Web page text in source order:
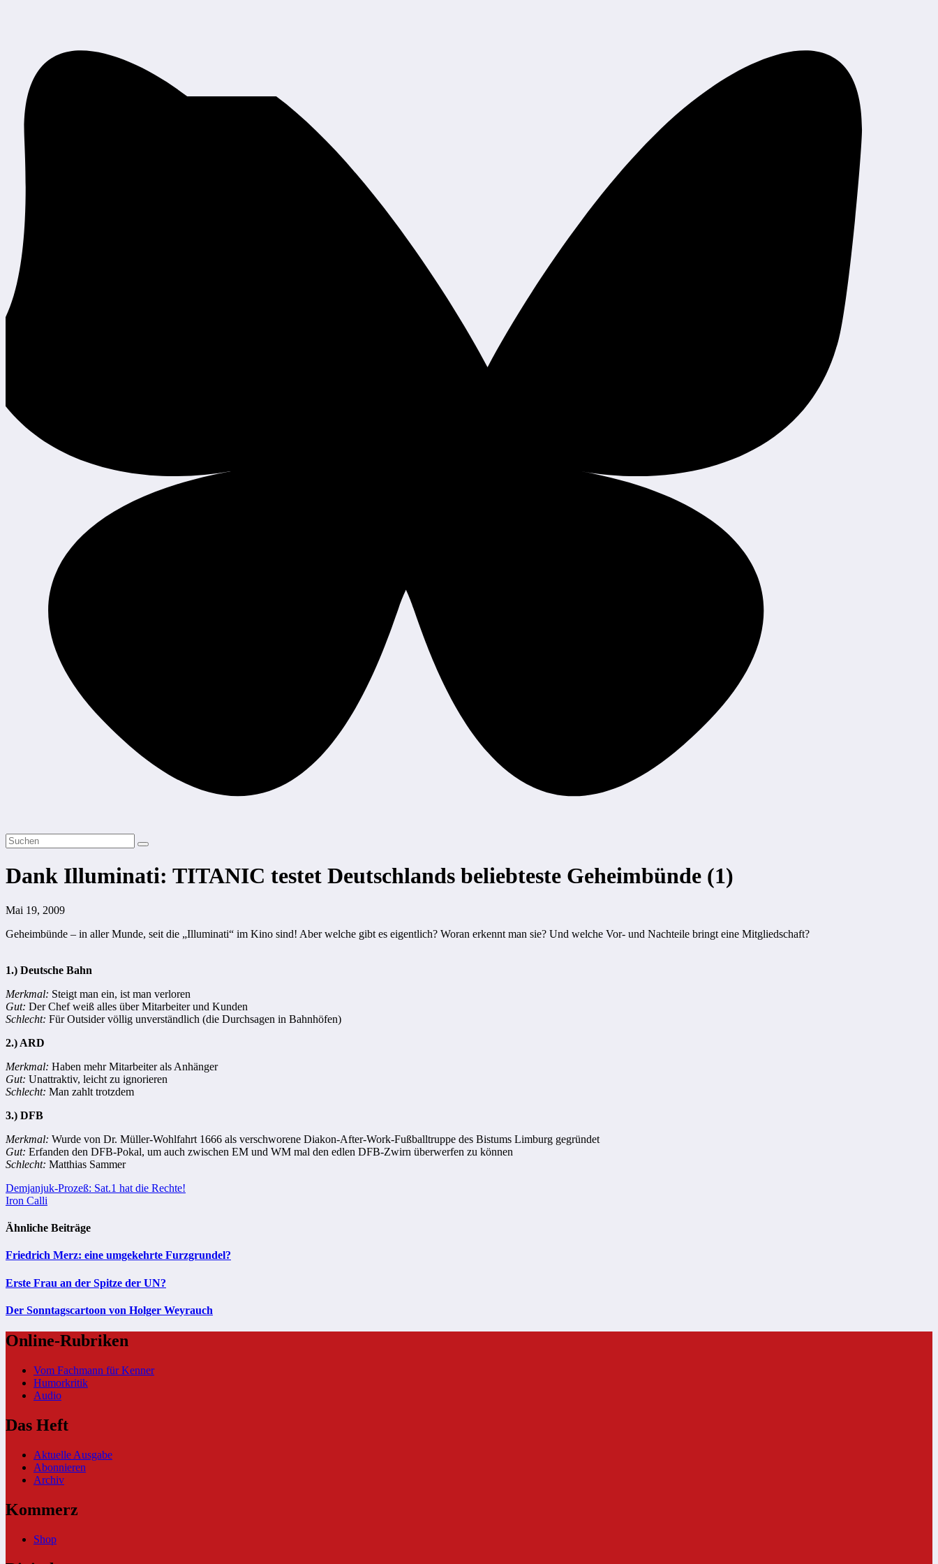
Dank Illuminati: TITANIC testet Deutschlands beliebteste Geheimbünde (1)
Mai 19, 2009
Geheimbünde – in aller Munde, seit die „Illuminati“ im Kino sind! Aber welche gibt es eigentlich? Woran erkennt man sie? Und welche Vor- und Nachteile bringt eine Mitgliedschaft?
1.) Deutsche Bahn
Merkmal: Steigt man ein, ist man verloren
Gut: Der Chef weiß alles über Mitarbeiter und Kunden
Schlecht: Für Outsider völlig unverständlich (die Durchsagen in Bahnhöfen)
2.) ARD
Merkmal: Haben mehr Mitarbeiter als Anhänger
Gut: Unattraktiv, leicht zu ignorieren
Schlecht: Man zahlt trotzdem
3.) DFB
Merkmal: Wurde von Dr. Müller-Wohlfahrt 1666 als verschworene Diakon-After-Work-Fußballtruppe des Bistums Limburg gegründet
Gut: Erfanden den DFB-Pokal, um auch zwischen EM und WM mal den edlen DFB-Zwirn überwerfen zu können
Schlecht: Matthias Sammer
Beitragsnavigation
Demjanjuk-Prozeß: Sat.1 hat die Rechte!
Iron Calli
Ähnliche Beiträge
Friedrich Merz: eine umgekehrte Furzgrundel?
Erste Frau an der Spitze der UN?
Der Sonntagscartoon von Holger Weyrauch
Online-Rubriken
Vom Fachmann für Kenner
Humorkritik
Audio
Das Heft
Aktuelle Ausgabe
Abonnieren
Archiv
Kommerz
Shop